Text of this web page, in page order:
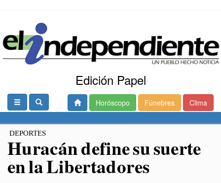
Edición Papel
Horóscopo Fúnebres Clima
DEPORTES
Huracán define su suerte
en la Libertadores